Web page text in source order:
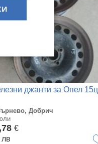
джанти за Опел 15ц
Добрич
€
лв